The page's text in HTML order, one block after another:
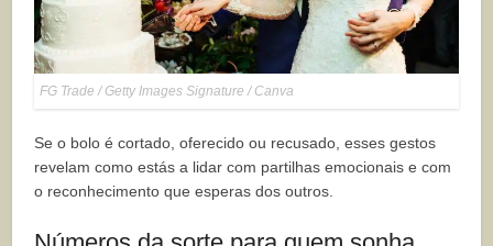
FG Trade / Getty Images Signature / Canva
Se o bolo é cortado, oferecido ou recusado, esses gestos
revelam como estás a lidar com partilhas emocionais e com
o reconhecimento que esperas dos outros.